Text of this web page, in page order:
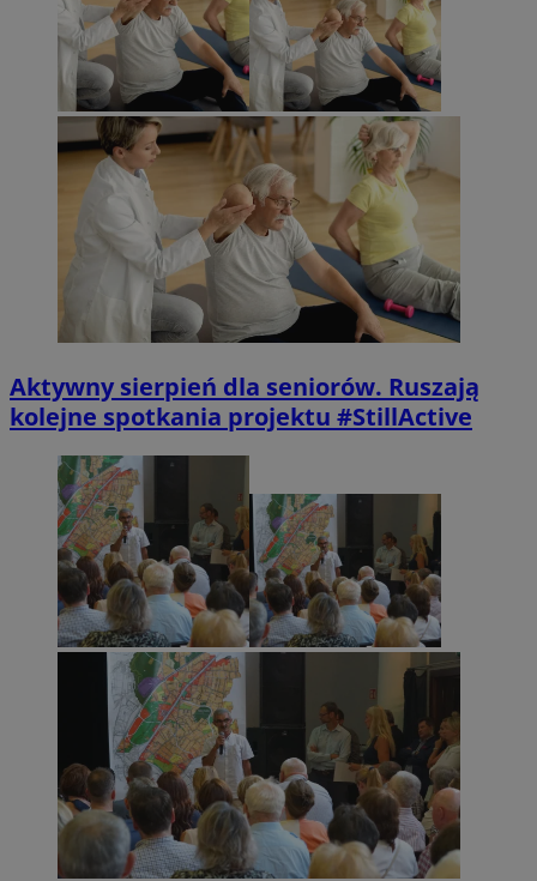
Aktywny sierpień dla seniorów. Ruszają
kolejne spotkania projektu #StillActive